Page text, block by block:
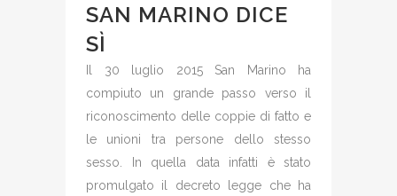
SAN MARINO DICE
SÌ
Il 30 luglio 2015 San Marino ha
compiuto un grande passo verso il
riconoscimento delle coppie di fatto e
le unioni tra persone dello stesso
sesso. In quella data infatti è stato
promulgato il decreto legge che ha